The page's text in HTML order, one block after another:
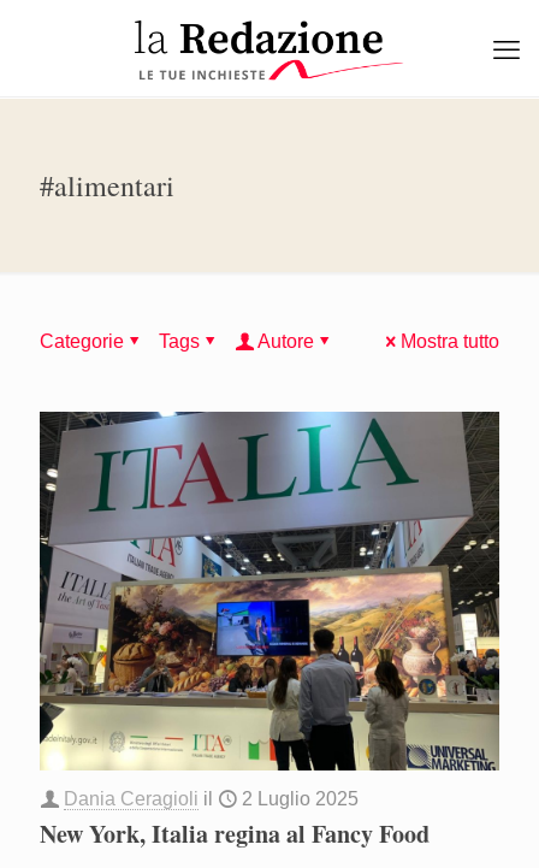
#alimentari
Categorie Tags Autore Mostra tutto
Dania Ceragioli il 2 Luglio 2025
New York, Italia regina al Fancy Food